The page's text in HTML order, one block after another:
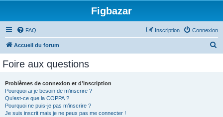
Figbazar
FAQ Connexion
Inscription
Accueil du forum
Foire aux questions
Problèmes de connexion et d’inscription
Pourquoi ai-je besoin de m’inscrire ?
Qu’est-ce que la COPPA ?
Pourquoi ne puis-je pas m’inscrire ?
Je suis inscrit mais je ne peux pas me connecter !